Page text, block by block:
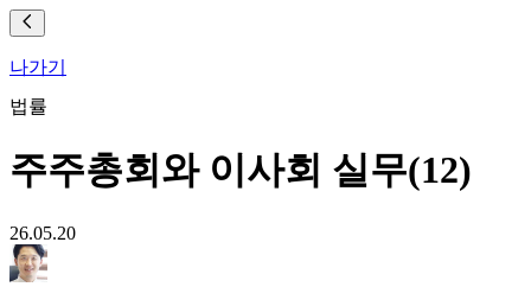
나가기
법률
주주총회와 이사회 실무(12)
26.05.20